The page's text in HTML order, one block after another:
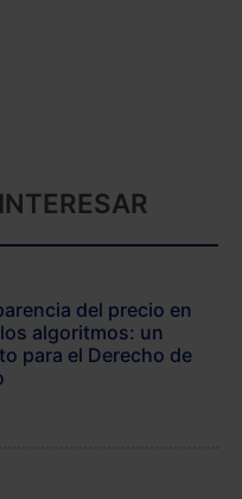
del precio en
algoritmos: un
para el Derecho de